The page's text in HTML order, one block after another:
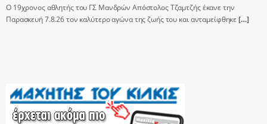
Ο 19χρονος αθλητής του ΓΣ Μανδρών Απόστολος Τζαμτζής έκανε την
Παρασκευή 7.8.26 τον καλύτερο αγώνα της ζωής του και ανταμείφθηκε[…]